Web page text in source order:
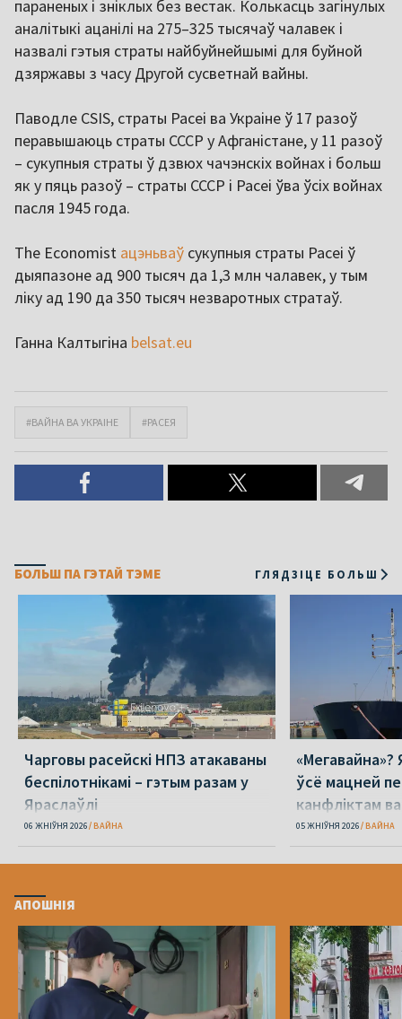
параненых і зніклых без вестак. Колькасць загінулых
аналітыкі ацанілі на 275–325 тысячаў чалавек і
назвалі гэтыя страты найбуйнейшымі для буйной
дзяржавы з часу Другой сусветнай вайны.
Паводле CSIS, страты Расеі ва Украіне ў 17 разоў
перавышаюць страты СССР у Афганістане, у 11 разоў
– сукупныя страты ў дзвюх чачэнскіх войнах і больш
як у пяць разоў – страты СССР і Расеі ўва ўсіх войнах
пасля 1945 года.
The Economist ацэньваў сукупныя страты Расеі ў
дыяпазоне ад 900 тысяч да 1,3 млн чалавек, у тым
ліку ад 190 да 350 тысяч незваротных стратаў.
Ганна Калтыгіна belsat.eu
#ВАЙНА ВА УКРАІНЕ #РАСЕЯ
БОЛЬШ ПА ГЭТАЙ ТЭМЕ ГЛЯДЗІЦЕ БОЛЬШ
Чарговы расейскі НПЗ атакаваны
беспілотнікамі – гэтым разам у
Яраслаўлі
06 ЖНІЎНЯ 2026 ВАЙНА
«Мегавайна»?
ўсё мацней
канфліктам
05 ЖНІЎНЯ 2026 ВАЙНА
АПОШНІЯ